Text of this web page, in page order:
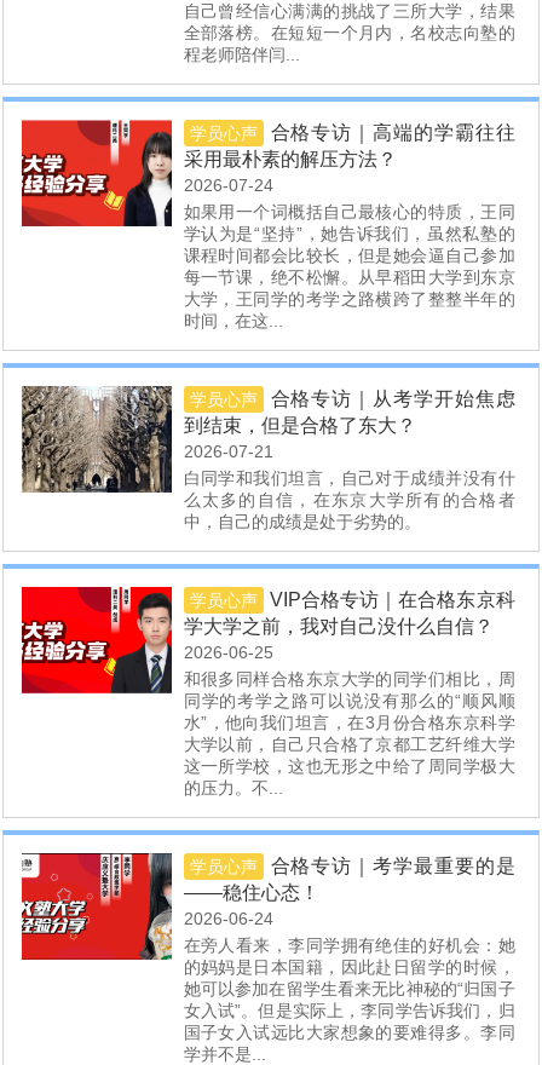
自己曾经信心满满的挑战了三所大学，结果
全部落榜。在短短一个月内，名校志向塾的
程老师陪伴闫...
学员心声
合格专访｜高端的学霸往往
采用最朴素的解压方法？
2026-07-24
如果用一个词概括自己最核心的特质，王同
学认为是“坚持”，她告诉我们，虽然私塾的
课程时间都会比较长，但是她会逼自己参加
每一节课，绝不松懈。从早稻田大学到东京
大学，王同学的考学之路横跨了整整半年的
时间，在这...
学员心声
合格专访｜从考学开始焦虑
到结束，但是合格了东大？
2026-07-21
白同学和我们坦言，自己对于成绩并没有什
么太多的自信，在东京大学所有的合格者
中，自己的成绩是处于劣势的。
学员心声
VIP合格专访｜在合格东京科
学大学之前，我对自己没什么自信？
2026-06-25
和很多同样合格东京大学的同学们相比，周
同学的考学之路可以说没有那么的“顺风顺
水”，他向我们坦言，在3月份合格东京科学
大学以前，自己只合格了京都工艺纤维大学
这一所学校，这也无形之中给了周同学极大
的压力。不...
学员心声
合格专访｜考学最重要的是
——稳住心态！
2026-06-24
在旁人看来，李同学拥有绝佳的好机会：她
的妈妈是日本国籍，因此赴日留学的时候，
她可以参加在留学生看来无比神秘的“归国子
女入试”。但是实际上，李同学告诉我们，归
国子女入试远比大家想象的要难得多。李同
学并不是...